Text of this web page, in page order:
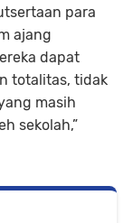
para
ajang
dapat
totalitas, tidak
masih
sekolah,”